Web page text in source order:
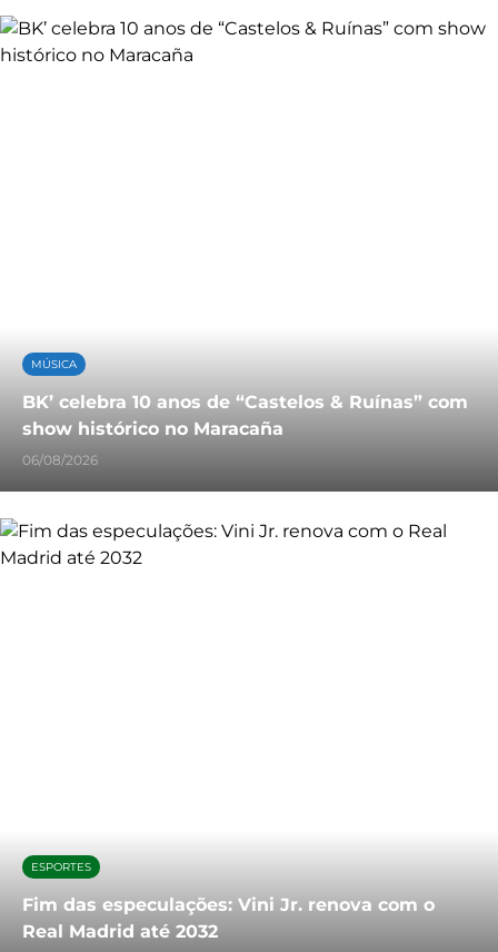
MÚSICA
BK’ celebra 10 anos de “Castelos & Ruínas” com
show histórico no Maracaña
06/08/2026
ESPORTES
Fim das especulações: Vini Jr. renova com o
Real Madrid até 2032